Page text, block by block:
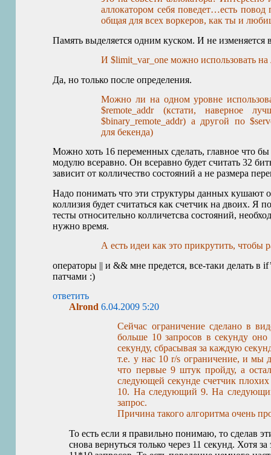
аллокатором себя поведет…есть
общая для всех воркеров, как ты и
Память выделяется одним куском. И не изменяется
И $limit_var_one можно использовать
Да, но только после определения.
Можно ли на одном уровне
$remote_addr (кстати, наверное
$binary_remote_addr) а другой по
для бекенда)
Можно хоть 16 переменных сделать, главное что
модулю всеравно. Он всеравно будет считать 32
зависит от колличество состояний а не размера
Надо понимать что эти структуры данных кушают
коллизия будет считаться как счетчик на двоих.
тесты относительно колличетсва состояний,
нужно время.
А есть идеи как это прикрутить, чтобы
операторы || и && мне предется, все-таки делать в
патчами :)
ответить
Alrond6.04.2009 5:20
Сейчас ограничение сделано в
больше 10 запросов в секунду
секунду, сбрасывая за каждую
т.е. у нас 10 r/s ограничение, и мы
что первые 9 штук пройду, а
следующей секунде счетчик
10. На следующий 9. На
запрос.
Причина такого алгоритма очень
То есть если я правильно понимаю, то сделав
снова вернуться только через 11 секунд. Хотя